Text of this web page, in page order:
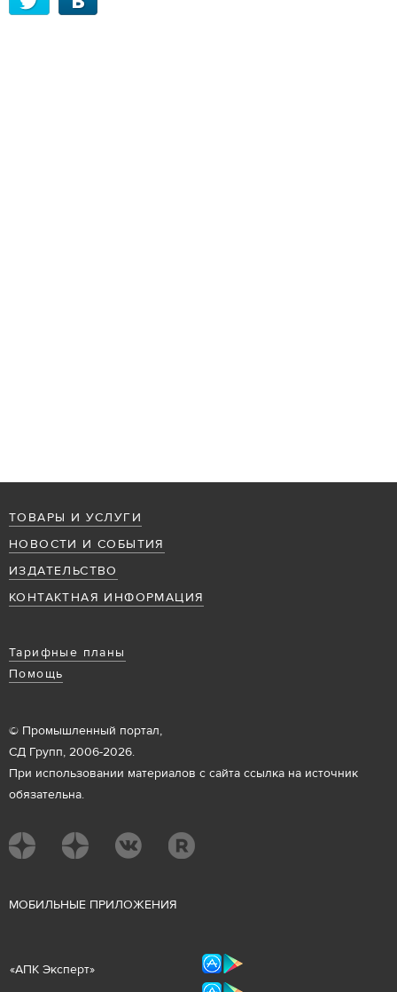
ТОВАРЫ И УСЛУГИ
НОВОСТИ И СОБЫТИЯ
ИЗДАТЕЛЬСТВО
КОНТАКТНАЯ ИНФОРМАЦИЯ
Тарифные планы
Помощь
© Промышленный портал,
СД Групп, 2006-2026.
При использовании материалов с сайта ссылка на источник
обязательна.
МОБИЛЬНЫЕ ПРИЛОЖЕНИЯ
«АПК Эксперт»